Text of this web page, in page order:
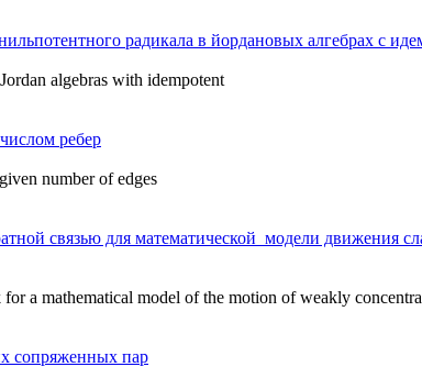
радикала в йордановых алгебрах с
algebras with idempotent
ребер
number of edges
связью для математической модели движения
a mathematical model of the motion of weakly
сопряженных пар